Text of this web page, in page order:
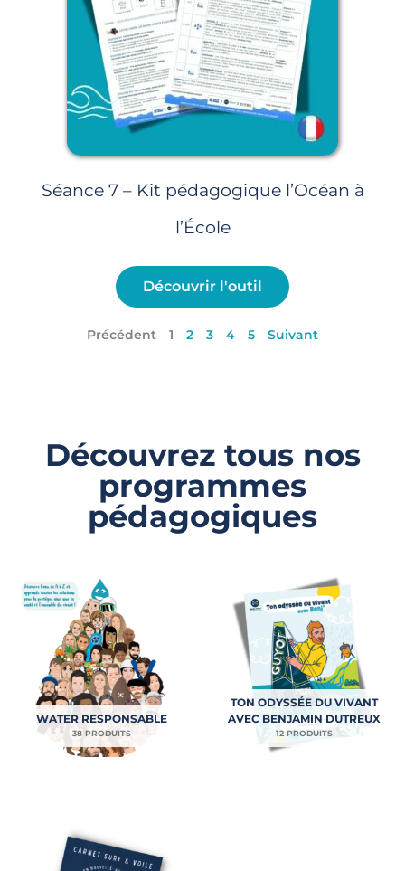
Séance 7 – Kit pédagogique l’Océan à
l’École
Découvrir l'outil
Précédent 1 2 3 4 5 Suivant
Découvrez tous nos
programmes
pédagogiques
WATER RESPONSABLE
38 PRODUITS
TON ODYSSÉE DU VIVANT
AVEC BENJAMIN DUTREUX
12 PRODUITS